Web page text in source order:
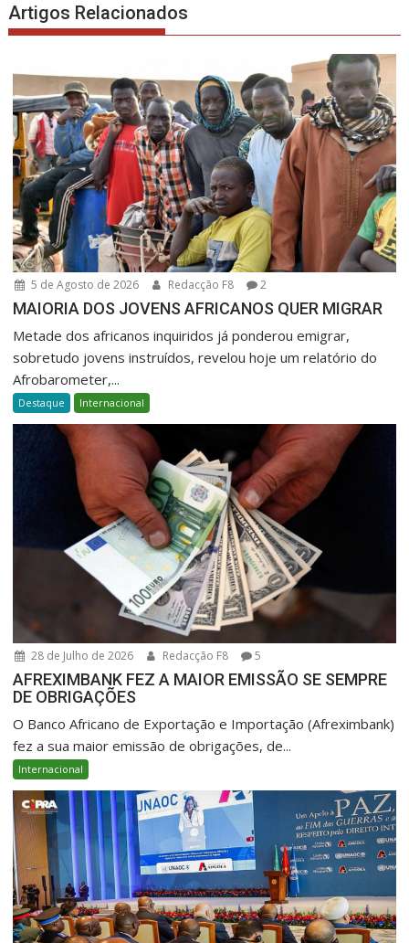
Artigos Relacionados
5 de Agosto de 2026 Redacção F8 2
MAIORIA DOS JOVENS AFRICANOS QUER MIGRAR
Metade dos africanos inquiridos já ponderou emigrar,
sobretudo jovens instruídos, revelou hoje um relatório do
Afrobarometer,...
Destaque Internacional
28 de Julho de 2026 Redacção F8 5
AFREXIMBANK FEZ A MAIOR EMISSÃO SE SEMPRE
DE OBRIGAÇÕES
O Banco Africano de Exportação e Importação (Afreximbank)
fez a sua maior emissão de obrigações, de...
Internacional